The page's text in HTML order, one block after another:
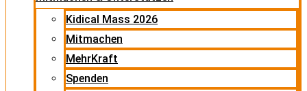
Kidical Mass 2026
Mitmachen
MehrKraft
Spenden